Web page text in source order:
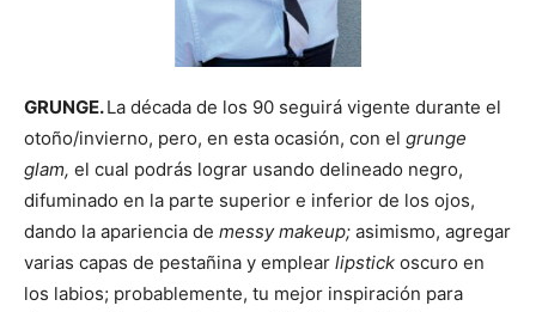
GRUNGE.La década de los 90 seguirá vigente durante el
otoño/invierno, pero, en esta ocasión, con el grunge
glam, el cual podrás lograr usando delineado negro,
difuminado en la parte superior e inferior de los ojos,
dando la apariencia de messy makeup; asimismo, agregar
varias capas de pestañina y emplear lipstick oscuro en
los labios; probablemente, tu mejor inspiración para